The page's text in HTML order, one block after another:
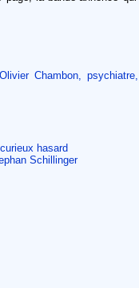
Olivier Chambon, psychiatre,
hasard
Schillinger